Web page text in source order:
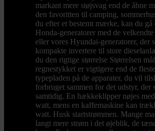
markant mere støjsvag end de åbne
den favoritten til camping,
du efter et bestemt mærke, kan du
Honda-generatorer med de
eller vores Hyundai-generatorer, der
kompakte invertere til store
du den rigtige størrelse Størrelsen
regnestykket er vigtigere end de
typepladen på de apparater, du vil
forbruget sammen for det udstyr, der
samtidig. En hækkeklipper nøjes
watt, mens en kaffemaskine kan
watt. Husk startstrømmen. Mange
langt mere strøm i det øjeblik, de